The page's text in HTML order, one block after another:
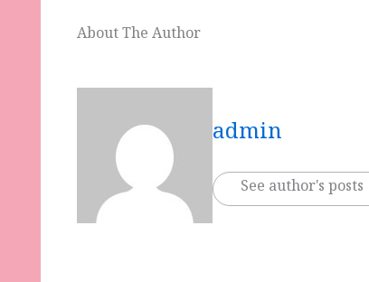
About The Author
admin
See author's posts